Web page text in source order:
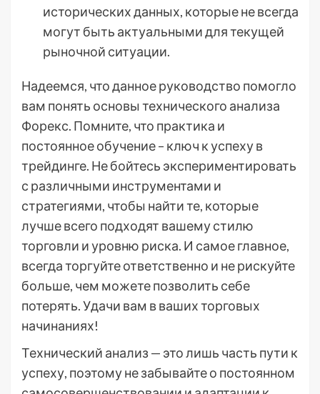
исторических данных, которые не всегда
могут быть актуальными для текущей
рыночной ситуации.
Надеемся, что данное руководство помогло
вам понять основы технического анализа
Форекс. Помните, что практика и
постоянное обучение – ключ к успеху в
трейдинге. Не бойтесь экспериментировать
с различными инструментами и
стратегиями, чтобы найти те, которые
лучше всего подходят вашему стилю
торговли и уровню риска. И самое главное,
всегда торгуйте ответственно и не рискуйте
больше, чем можете позволить себе
потерять. Удачи вам в ваших торговых
начинаниях!
Технический анализ — это лишь часть пути к
успеху, поэтому не забывайте о постоянном